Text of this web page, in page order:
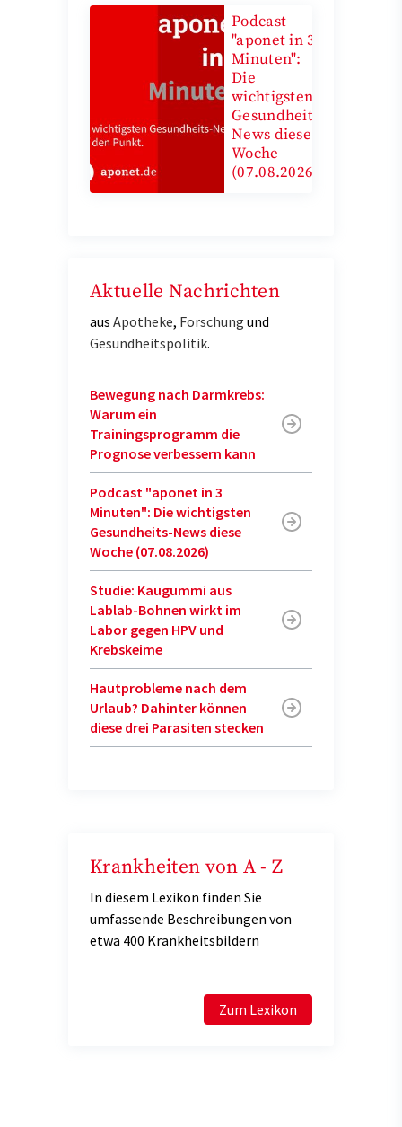
Podcast
"aponet in 3
Minuten":
Die
wichtigsten
Gesundheits-
News diese
Woche
(07.08.2026)
Aktuelle Nachrichten
aus Apotheke, Forschung und
Gesundheitspolitik.
Bewegung nach Darmkrebs:
Warum ein
Trainingsprogramm die
Prognose verbessern kann
Podcast "aponet in 3
Minuten": Die wichtigsten
Gesundheits-News diese
Woche (07.08.2026)
Studie: Kaugummi aus
Lablab-Bohnen wirkt im
Labor gegen HPV und
Krebskeime
Hautprobleme nach dem
Urlaub? Dahinter können
diese drei Parasiten stecken
Krankheiten von A - Z
In diesem Lexikon finden Sie
umfassende Beschreibungen von
etwa 400 Krankheitsbildern
Zum Lexikon